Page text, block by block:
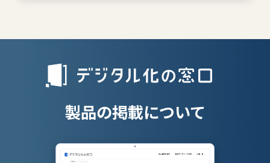
授業支援シス
製品の掲載について